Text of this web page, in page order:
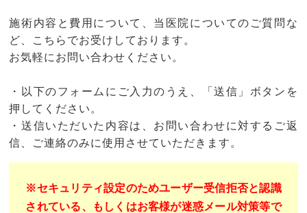
施術内容と費用について、当医院についてのご質問な
ど、こちらでお受けしております。
お気軽にお問い合わせください。
・以下のフォームにご入力のうえ、「送信」ボタンを
押してください。
・送信いただいた内容は、お問い合わせに対するご返
信、ご連絡のみに使用させていただきます。
※セキュリティ設定のためユーザー受信拒否と認識
されている、もしくはお客様が迷惑メール対策等で